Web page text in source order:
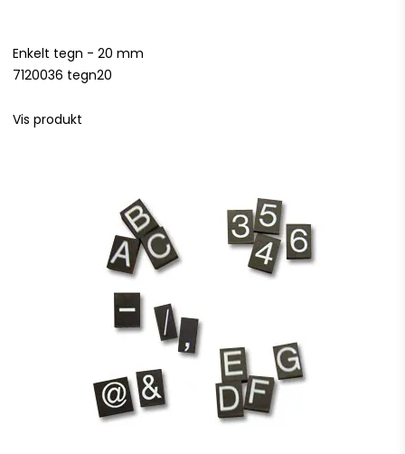
Enkelt tegn - 20 mm
7120036 tegn20
Vis produkt